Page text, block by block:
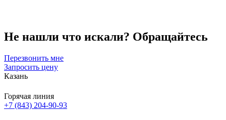
Не нашли что искали? Обращайтесь
Перезвонить мне
Запросить цену
Казань
Горячая линия
+7 (843) 204-90-93